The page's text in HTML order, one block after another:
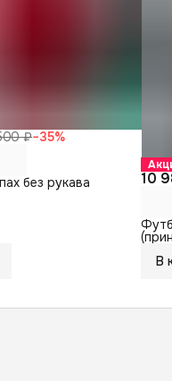
₽−35%
без рукава 10
В